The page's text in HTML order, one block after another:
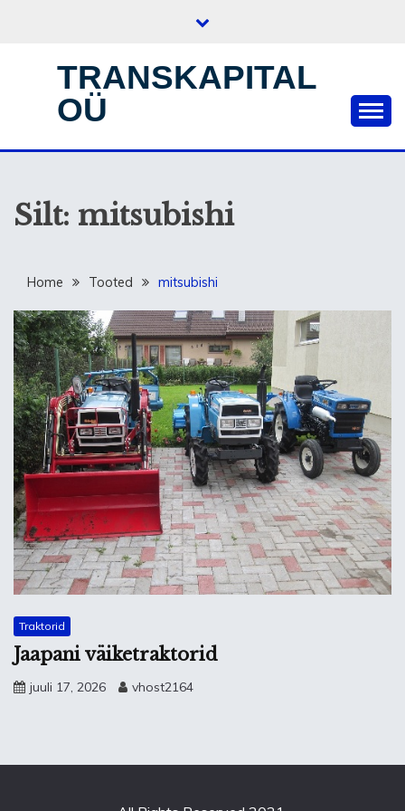
TRANSKAPITAL
OÜ
Silt: mitsubishi
Home Tooted mitsubishi
Traktorid
Jaapani väiketraktorid
juuli 17, 2026 vhost2164